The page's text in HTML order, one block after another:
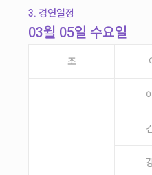
사무국위치
3. 경연일정
03월 05일 수요일
조